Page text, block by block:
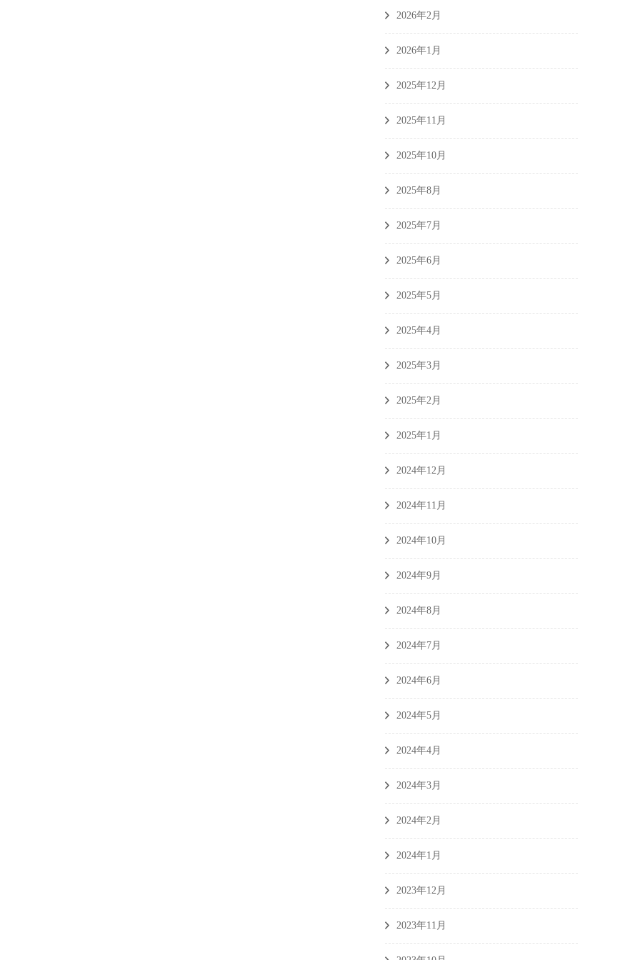
2026年2月
2026年1月
2025年12月
2025年11月
2025年10月
2025年8月
2025年7月
2025年6月
2025年5月
2025年4月
2025年3月
2025年2月
2025年1月
2024年12月
2024年11月
2024年10月
2024年9月
2024年8月
2024年7月
2024年6月
2024年5月
2024年4月
2024年3月
2024年2月
2024年1月
2023年12月
2023年11月